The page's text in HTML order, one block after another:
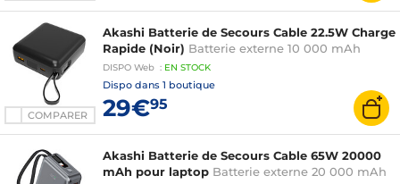
COMPARER
Akashi Batterie de Secours Cable 22.5W Charge
Rapide (Noir) Batterie externe 10 000 mAh
DISPO Web : EN STOCK
Dispo dans 1 boutique
29€95
Akashi Batterie de Secours Cable 65W 20000
mAh pour laptop Batterie externe 20 000 mAh